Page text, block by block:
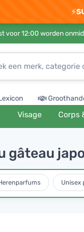
⚡
voor 12:00 worden
Visage Corps
gâteau
Unisex